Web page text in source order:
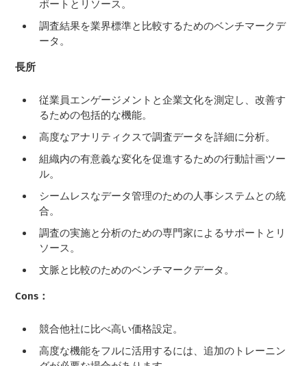
ポートとリソース。
調査結果を業界標準と比較するためのベンチマークデ
ータ。
長所
従業員エンゲージメントと企業文化を測定し、改善す
るための包括的な機能。
高度なアナリティクスで調査データを詳細に分析。
組織内の有意義な変化を促進するための行動計画ツー
ル。
シームレスなデータ管理のための人事システムとの統
合。
調査の実施と分析のための専門家によるサポートとリ
ソース。
文脈と比較のためのベンチマークデータ。
Cons：
競合他社に比べ高い価格設定。
高度な機能をフルに活用するには、追加のトレーニン